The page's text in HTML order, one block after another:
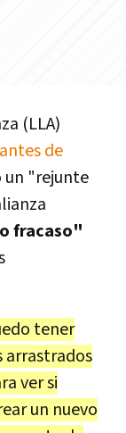
(LLA)
de
un "rejunte
fracaso"
tener
arrastrados
ver si
un nuevo